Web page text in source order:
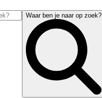
Waar ben je naar op zoek?